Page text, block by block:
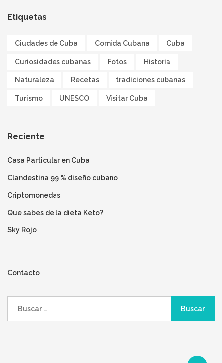
Etiquetas
Ciudades de Cuba Comida Cubana Cuba
Curiosidades cubanas Fotos Historia
Naturaleza Recetas tradiciones cubanas
Turismo UNESCO Visitar Cuba
Reciente
Casa Particular en Cuba
Clandestina 99 % diseño cubano
Criptomonedas
Que sabes de la dieta Keto?
Sky Rojo
Contacto